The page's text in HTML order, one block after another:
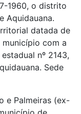
1960, o distrito
Aquidauana.
datada de
município com a
nº 2143,
Sede
e Palmeiras (ex-